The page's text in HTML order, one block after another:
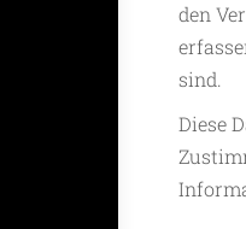
den
sind.
Diese